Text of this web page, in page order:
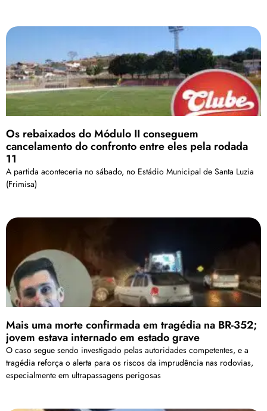
Os rebaixados do Módulo II conseguem
cancelamento do confronto entre eles pela rodada
11
A partida aconteceria no sábado, no Estádio Municipal de Santa Luzia
(Frimisa)
Mais uma morte confirmada em tragédia na BR-352;
jovem estava internado em estado grave
O caso segue sendo investigado pelas autoridades competentes, e a
tragédia reforça o alerta para os riscos da imprudência nas rodovias,
especialmente em ultrapassagens perigosas